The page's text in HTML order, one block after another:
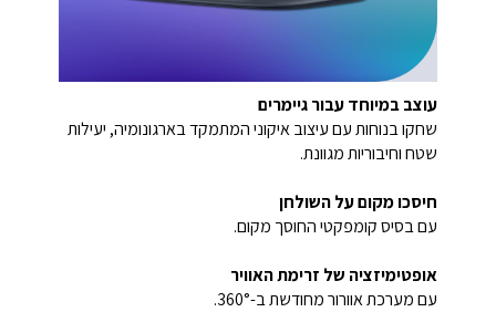
עוצב במיוחד עבור גיימרים
שחקו בנוחות עם עיצוב איקוני המתמקד בארגונומיה, יעילות
שטח וחיבוריות מגוונת.
חיסכו מקום על השולחן
עם בסיס קומפקטי החוסך מקום.
אופטימיזציה של זרימת האוויר
עם מערכת אוורור מחודשת ב-360°.